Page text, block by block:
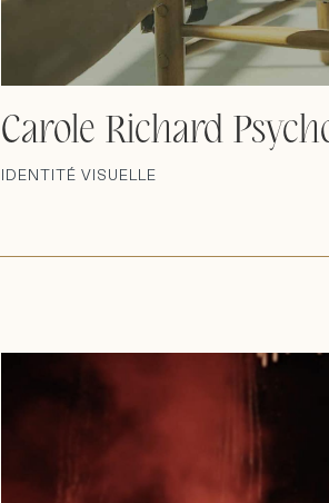
Carole Richard
IDENTITÉ VISUELLE